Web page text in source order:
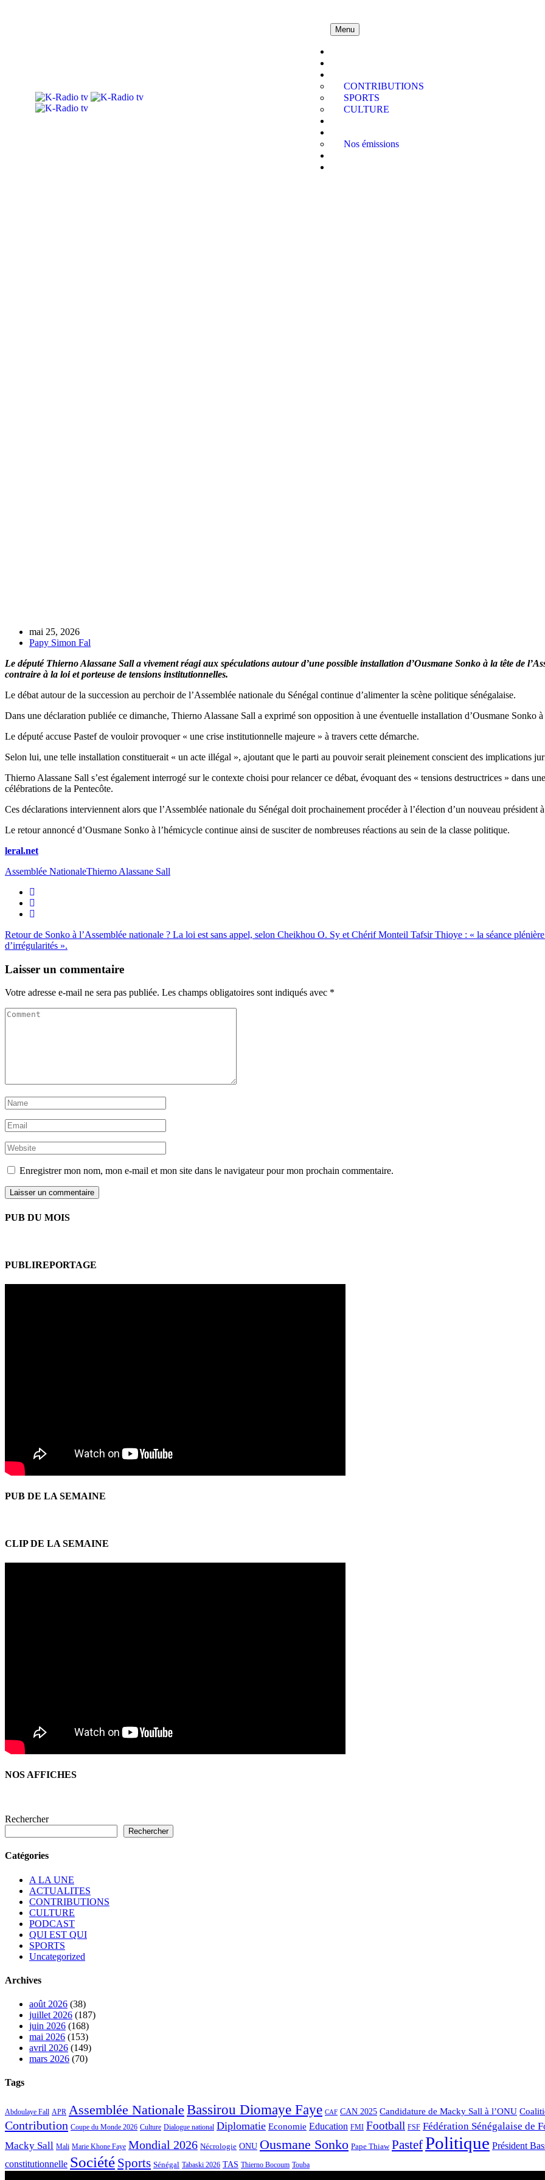
Menu
CONTRIBUTIONS
SPORTS
CULTURE
Nos émissions
mai 25, 2026
Papy Simon Fal
Le député Thierno Alassane Sall a vivement réagi aux spéculations autour d’une possible installation d’Ousmane Sonko à la tête de
contraire à la loi et porteuse de tensions institutionnelles.
Le débat autour de la succession au perchoir de l’Assemblée nationale du Sénégal continue d’alimenter la scène politique sénégalaise.
Dans une déclaration publiée ce dimanche, Thierno Alassane Sall a exprimé son opposition à une éventuelle installation d’Ousmane Sonko
Le député accuse Pastef de vouloir provoquer « une crise institutionnelle majeure » à travers cette démarche.
Selon lui, une telle installation constituerait « un acte illégal », ajoutant que le parti au pouvoir serait pleinement conscient des implications
Thierno Alassane Sall s’est également interrogé sur le contexte choisi pour relancer ce débat, évoquant des « tensions destructrices » dans
célébrations de la Pentecôte.
Ces déclarations interviennent alors que l’Assemblée nationale du Sénégal doit prochainement procéder à l’élection d’un nouveau
Le retour annoncé d’Ousmane Sonko à l’hémicycle continue ainsi de susciter de nombreuses réactions au sein de la classe politique.
leral.net
Assemblée NationaleThierno Alassane Sall
Retour de Sonko à l’Assemblée nationale ? La loi est sans appel, selon Cheikhou O. Sy et Chérif Monteil Tafsir Thioye : « la séance
d’irrégularités ».
Laisser un commentaire
Votre adresse e-mail ne sera pas publiée. Les champs obligatoires sont indiqués avec *
Enregistrer mon nom, mon e-mail et mon site dans le navigateur pour mon prochain commentaire.
PUB DU MOIS
PUBLIREPORTAGE
PUB DE LA SEMAINE
CLIP DE LA SEMAINE
NOS AFFICHES
Rechercher
Rechercher
Catégories
A LA UNE
ACTUALITES
CONTRIBUTIONS
CULTURE
PODCAST
QUI EST QUI
SPORTS
Uncategorized
Archives
août 2026 (38)
juillet 2026 (187)
juin 2026 (168)
mai 2026 (153)
avril 2026 (149)
mars 2026 (70)
Tags
Abdoulaye Fall APR Assemblée Nationale Bassirou Diomaye Faye CAF CAN 2025 Candidature de Macky Sall à l’ONU
Contribution Coupe du Monde 2026 Culture Dialogue national Diplomatie Economie Education FMI Football FSF Fédération Sénégalaise de
Macky Sall Mali Marie Khone Faye Mondial 2026 Nécrologie ONU Ousmane Sonko Pape Thiaw PastefPolitique Président
constitutionnelle Société Sports Sénégal Tabaski 2026 TAS Thierno Bocoum Touba